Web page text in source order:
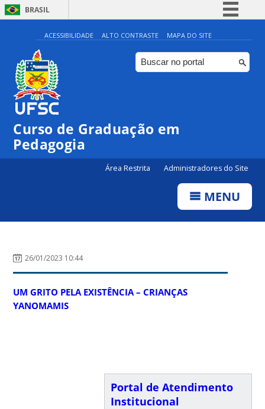
BRASIL
Simplifique!
Comunica BR
Participe
Canais
ACESSIBILIDADE ALTO CONTRASTE MAPA DO SITE
Curso de Graduação em
Pedagogia
Área Restrita Administradores do Site
MENU
26/01/2023 10:44
UM GRITO PELA EXISTÊNCIA – CRIANÇAS
YANOMAMIS
Portal de Atendimento
Institucional